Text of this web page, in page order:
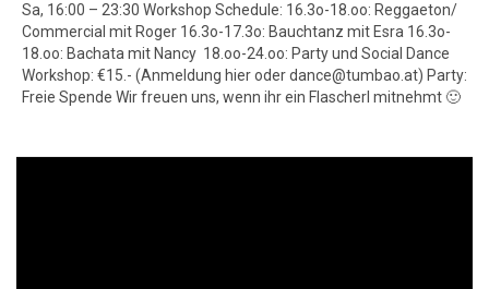
Sa, 16:00 – 23:30 Workshop Schedule: 16.3o-18.oo: Reggaeton/
Commercial mit Roger 16.3o-17.3o: Bauchtanz mit Esra 16.3o-
18.oo: Bachata mit Nancy 18.oo-24.oo: Party und Social Dance
Workshop: €15.- (Anmeldung hier oder dance@tumbao.at) Party:
Freie Spende Wir freuen uns, wenn ihr ein Flascherl mitnehmt 🙂